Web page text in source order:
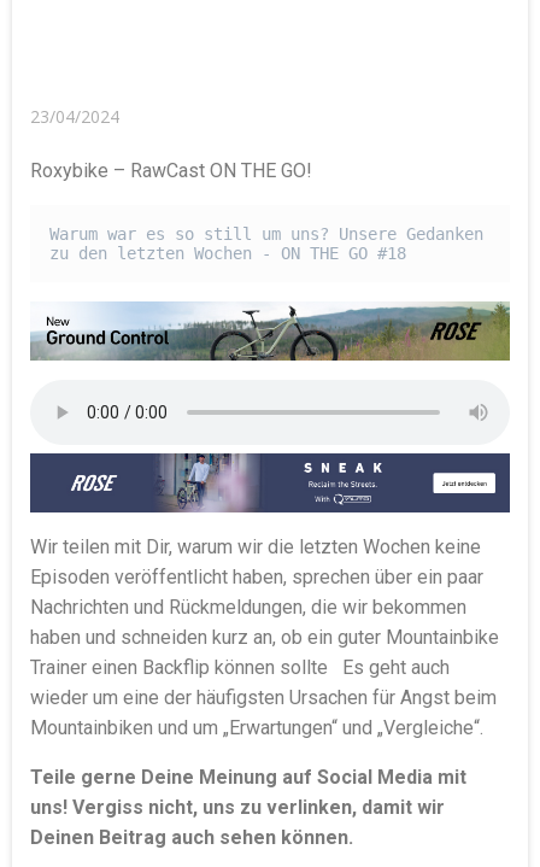
23/04/2024
Roxybike – RawCast ON THE GO!
Warum war es so still um uns? Unsere Gedanken
zu den letzten Wochen - ON THE GO #18
Wir teilen mit Dir, warum wir die letzten Wochen keine
Episoden veröffentlicht haben, sprechen über ein paar
Nachrichten und Rückmeldungen, die wir bekommen
haben und schneiden kurz an, ob ein guter Mountainbike
Trainer einen Backflip können sollte
Es geht auch
wieder um eine der häufigsten Ursachen für Angst beim
Mountainbiken und um „Erwartungen“ und „Vergleiche“.
Teile gerne Deine Meinung auf Social Media mit
uns! Vergiss nicht, uns zu verlinken, damit wir
Deinen Beitrag auch sehen können.